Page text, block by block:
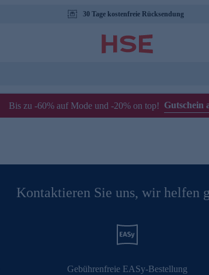
30 Tage kostenfreie Rücksendung
Bis zu -60% auf Mode und -20% on top! Gutschein
Kontaktieren Sie uns, wir helfen
Gebührenfreie EASy-Bestellung